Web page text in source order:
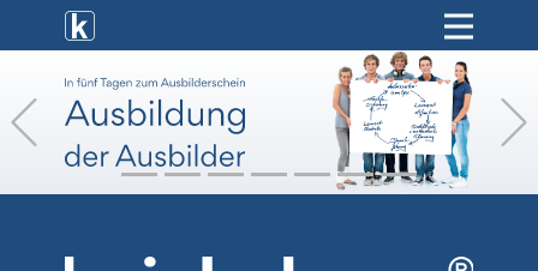
[ weiterbildung ]
[ onlinekurse ]
[ hr-service ]
Previous